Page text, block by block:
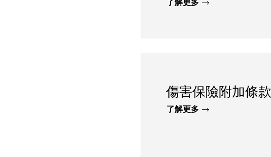
了解更多
傷害保險附加條款
了解更多